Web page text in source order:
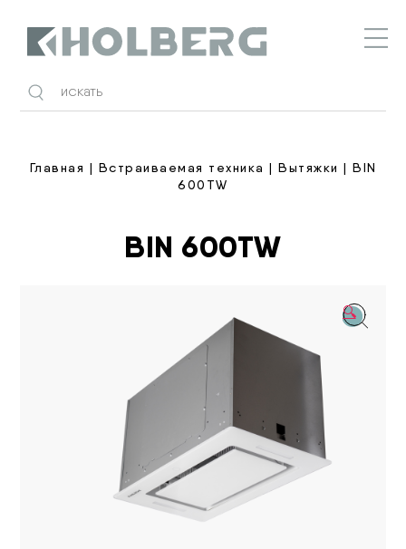
Главная | Встраиваемая техника | Вытяжки | BIN
600TW
BIN 600TW
🔍